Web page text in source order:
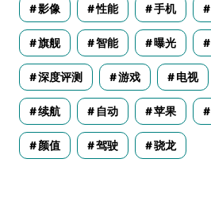
影像 性能 手机
旗舰 智能 曝光
深度评测 游戏 电视
续航 自动 苹果
颜值 驾驶 骁龙